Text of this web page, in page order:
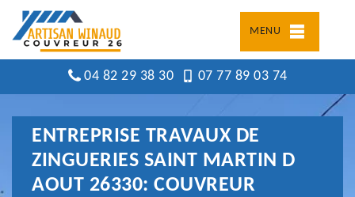
MENU
04 82 29 38 30 07 77 89 03 74
ENTREPRISE TRAVAUX DE
ZINGUERIES SAINT MARTIN D
AOUT 26330: COUVREUR